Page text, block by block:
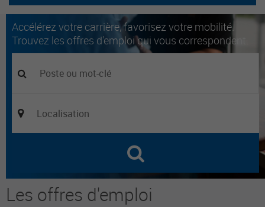
Accélérez votre carrière, favorisez votre mobilité.
Trouvez les offres d'emploi qui vous correspondent.
Les offres d'emploi